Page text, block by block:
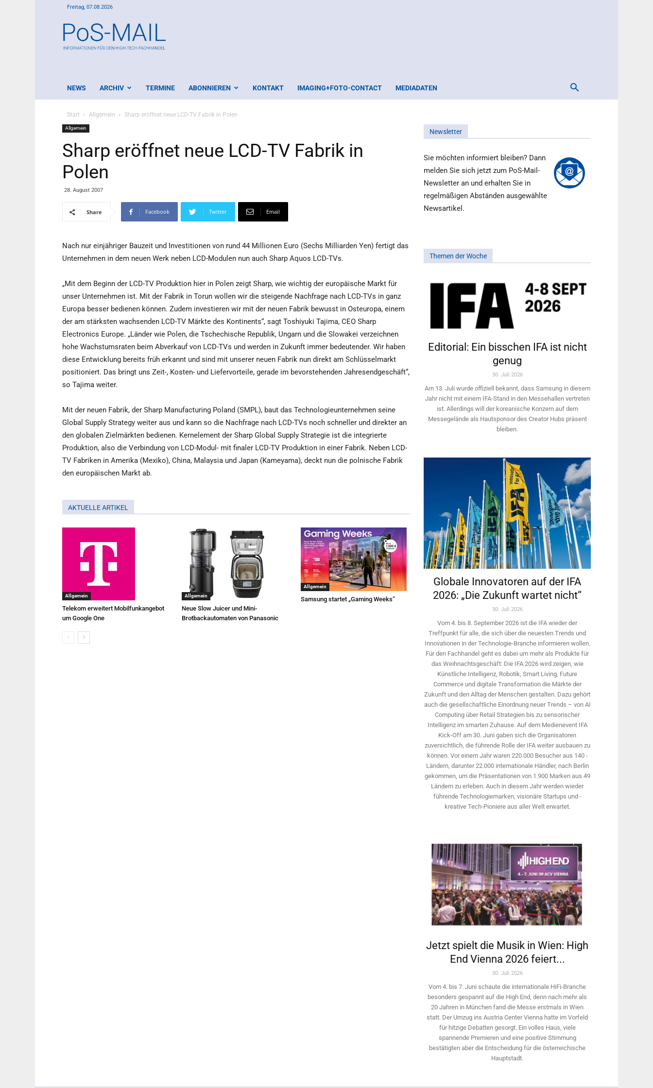
Freitag, 07.08.2026
Mail
NEWS ARCHIV TERMINE ABONNIEREN KONTAKT IMAGING+FOTO-CONTACT MEDIADATEN
Start Allgemein Sharp eröffnet neue LCD-TV Fabrik in Polen
Allgemein
Sharp eröffnet neue LCD-TV Fabrik in
Polen
28. August 2007
Share Facebook Twitter Email
Nach nur einjähriger Bauzeit und Investitionen von rund 44 Millionen Euro (Sechs Milliarden Yen) fertigt das
Unternehmen in dem neuen Werk neben LCD-Modulen nun auch Sharp Aquos LCD-TVs.
„Mit dem Beginn der LCD-TV Produktion hier in Polen zeigt Sharp, wie wichtig der europäische Markt für
unser Unternehmen ist. Mit der Fabrik in Torun wollen wir die steigende Nachfrage nach LCD-TVs in ganz
Europa besser bedienen können. Zudem investieren wir mit der neuen Fabrik bewusst in Osteuropa, einem
der am stärksten wachsenden LCD-TV Märkte des Kontinents“, sagt Toshiyuki Tajima, CEO Sharp
Electronics Europe. „Länder wie Polen, die Tschechische Republik, Ungarn und die Slowakei verzeichnen
hohe Wachstumsraten beim Abverkauf von LCD-TVs und werden in Zukunft immer bedeutender. Wir haben
diese Entwicklung bereits früh erkannt und sind mit unserer neuen Fabrik nun direkt am Schlüsselmarkt
positioniert. Das bringt uns Zeit-, Kosten- und Liefervorteile, gerade im bevorstehenden Jahresendgeschäft“,
so Tajima weiter.
Mit der neuen Fabrik, der Sharp Manufacturing Poland (SMPL), baut das Technologieunternehmen seine
Global Supply Strategy weiter aus und kann so die Nachfrage nach LCD-TVs noch schneller und direkter an
den globalen Zielmärkten bedienen. Kernelement der Sharp Global Supply Strategie ist die integrierte
Produktion, also die Verbindung von LCD-Modul- mit finaler LCD-TV Produktion in einer Fabrik. Neben LCD-
TV Fabriken in Amerika (Mexiko), China, Malaysia und Japan (Kameyama), deckt nun die polnische Fabrik
den europäischen Markt ab.
AKTUELLE ARTIKEL
Allgemein
Telekom erweitert Mobilfunkangebot
um Google One
Allgemein
Neue Slow Juicer und Mini-
Brotbackautomaten von Panasonic
Allgemein
Samsung startet „Gaming Weeks“
Newsletter
Sie möchten informiert bleiben? Dann
melden Sie sich jetzt zum PoS-Mail-
Newsletter an und erhalten Sie in
regelmäßigen Abständen ausgewählte
Newsartikel.
Themen der Woche
Editorial: Ein bisschen IFA ist nicht
genug
30. Juli 2026
Am 13. Juli wurde offiziell bekannt, dass Samsung in diesem
Jahr nicht mit einem IFA-Stand in den Messehallen vertreten
ist. Allerdings will ­der koreanische Konzern auf dem
Messegelände als Hautsponsor des Creator Hubs präsent
bleiben.
Globale Innovatoren auf der IFA
2026: „Die Zukunft wartet nicht“
30. Juli 2026
Vom 4. bis 8. September 2026 ist die IFA wieder der
Treffpunkt für alle, die sich über die neuesten Trends und
Innovationen in der Technologie-­Branche informieren wollen.
Für den Fachhandel geht es dabei um mehr als Produkte für
das Weihnachtsgeschäft: Die IFA 2026 wird ­zeigen, wie
Künstliche Intelligenz, Robotik, Smart Living, Future
Commerce und digitale Trans­formation die Märkte der
Zukunft und den Alltag der Menschen gestalten. Dazu gehört
auch die gesellschaftliche Einordnung neuer Trends – von AI
Computing über Retail Strategien bis zu sensorischer
Intelligenz im smarten Zuhause. Auf dem Medien­event IFA
Kick-Off am 30. Juni gaben sich die Organisatoren
zuversichtlich, die führende Rolle der IFA weiter ausbauen zu
können. Vor einem Jahr ­waren 220.000 Besucher aus 140 ­
Ländern, ­darunter 22.000 internationale Händler, nach Berlin
gekommen, um die Präsen­tationen von 1.900 Marken aus 49
Ländern zu erleben. Auch in diesem Jahr werden wieder
führende Technologiemarken, visionäre Startups und ­
kreative Tech-Pioniere aus aller Welt erwartet.
Jetzt spielt die Musik in Wien: High
End Vienna 2026 feiert...
30. Juli 2026
Vom 4. bis 7. Juni schaute die internationale HiFi-Branche
besonders gespannt auf die High End, denn nach mehr als
20 Jahren in München fand die Messe erstmals in Wien
statt. Der Umzug ins Austria Center Vienna hatte im Vorfeld
für hitzige Debatten gesorgt. Ein volles Haus, viele
spannende Premieren und eine positive Stimmung
bestätigten aber die Entscheidung für die österreichische
Hauptstadt.